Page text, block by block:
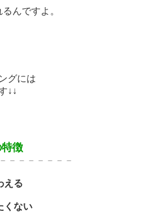
んですよ。
グには
↓↓
徴
－－－－－－－
える
くない